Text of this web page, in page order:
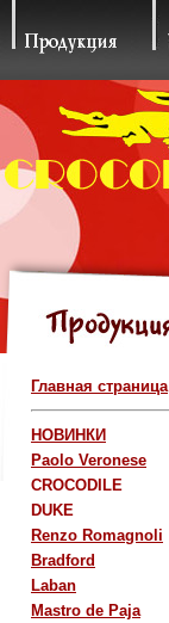
Главная страница
НОВИНКИ
Paolo Veronese
CROCODILE
DUKE
Renzo Romagnoli
Bradford
Laban
Mastro de Paja